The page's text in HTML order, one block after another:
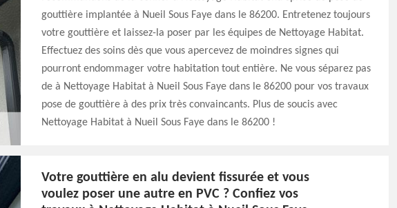
gouttière implantée à Nueil Sous Faye dans le 86200. Entretenez toujours
votre gouttière et laissez-la poser par les équipes de Nettoyage Habitat.
Effectuez des soins dès que vous apercevez de moindres signes qui
pourront endommager votre habitation tout entière. Ne vous séparez pas
de à Nettoyage Habitat à Nueil Sous Faye dans le 86200 pour vos travaux
pose de gouttière à des prix très convaincants. Plus de soucis avec
Nettoyage Habitat à Nueil Sous Faye dans le 86200 !
Votre gouttière en alu devient fissurée et vous
voulez poser une autre en PVC ? Confiez vos